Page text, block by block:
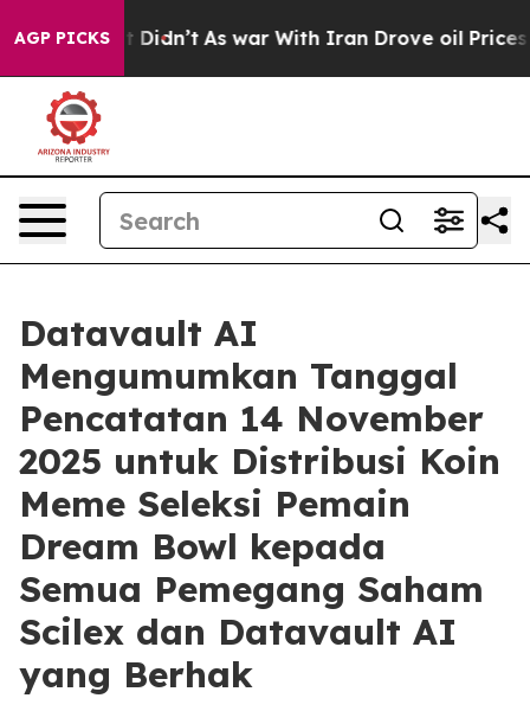
AGP PICKS
it Didn’t As war With Iran Drove oil Prices
Datavault AI
Mengumumkan Tanggal
Pencatatan 14 November
2025 untuk Distribusi Koin
Meme Seleksi Pemain
Dream Bowl kepada
Semua Pemegang Saham
Scilex dan Datavault AI
yang Berhak